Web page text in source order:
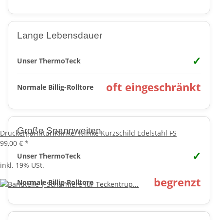
Lange Lebensdauer
Unser ThermoTeck ✓
Normale Billig-Rolltore oft eingeschränkt
Große Spannweiten
Unser ThermoTeck ✓
Normale Billig-Rolltore begrenzt
Drückergarnitur Klinke/ Klinke Kurzschild Edelstahl FS
99,00 € *
inkl. 19% USt.